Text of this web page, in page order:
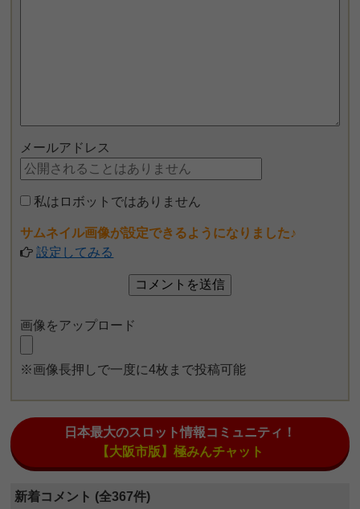
メールアドレス
私はロボットではありません
サムネイル画像が設定できるようになりました♪
設定してみる
画像をアップロード
※画像長押しで一度に4枚まで投稿可能
日本最大のスロット情報コミュニティ！
【大阪市版】極みんチャット
新着コメント (全367件)